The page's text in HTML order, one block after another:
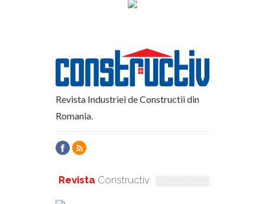
Revista Industriei de Constructii din
Romania.
Revista Constructiv